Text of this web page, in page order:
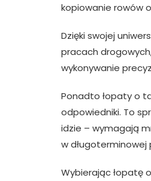
kopiowanie rowów
Dzięki swojej
pracach
wykonywanie
Ponadto łopaty o
odpowiedniki. To
idzie – wymagają
w długoterminowej
Wybierając łopatę